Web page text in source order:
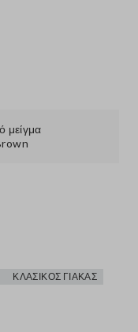
ΚΛΑΣΙΚΌΣ ΓΙΑΚΆΣ